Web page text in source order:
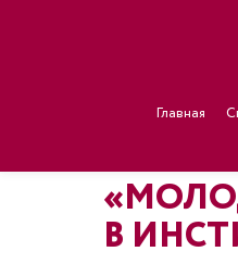
Главная
В